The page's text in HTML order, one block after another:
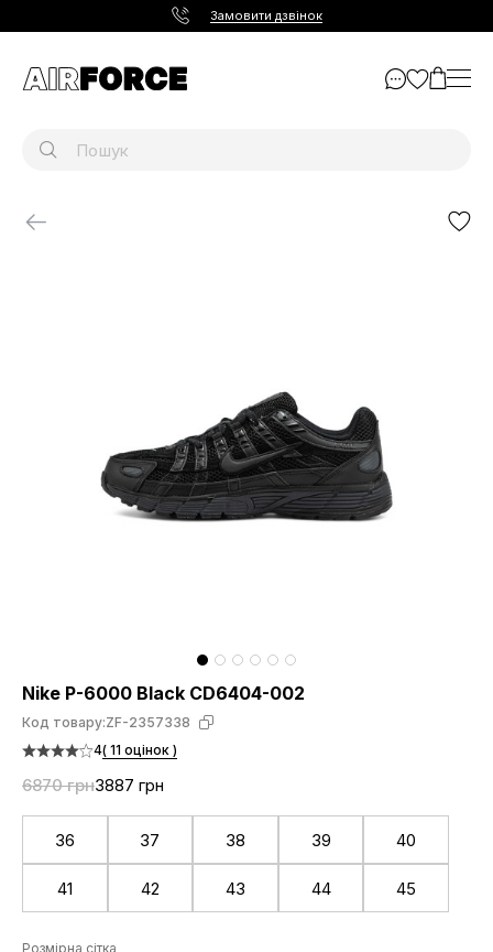
Замовити дзвінок
Nike P-6000 Black CD6404-002
Код товару:ZF-2357338
4( 11 оцінок )
6870 грн3887 грн
36 37 38 39 40
41 42 43 44 45
Розмірна сітка